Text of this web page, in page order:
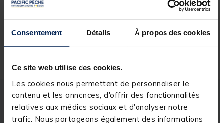
Consentement Détails À propos des cookies
Ce site web utilise des cookies.
Les cookies nous permettent de personnaliser le
contenu et les annonces, d'offrir des fonctionnalités
relatives aux médias sociaux et d'analyser notre
trafic. Nous partageons également des informations
disponibilité en magasin
Livraison gratuite en point relais et magasin
Description Spécifications